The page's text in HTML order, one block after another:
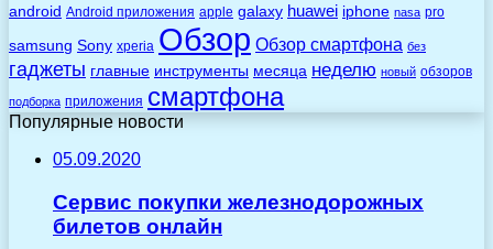
android Android приложения apple galaxy huawei iphone nasa pro
samsung Sony xperia Обзор Обзор смартфона без
гаджеты главные инструменты месяца неделю новый обзоров
подборка приложения смартфона
Популярные новости
05.09.2020
Сервис покупки железнодорожных
билетов онлайн